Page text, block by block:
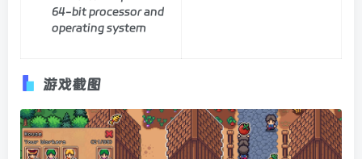
64-bit processor and
operating system
游戏截图